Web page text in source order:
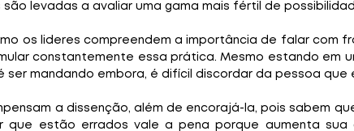
levadas a avaliar uma gama mais fértil de
os lideres compreendem a importância de falar com
constantemente essa prática. Mesmo estando em
ser mandando embora, é difícil discordar da pessoa que
a dissenção, além de encorajá-la, pois sabem
que estão errados vale a pena porque aumenta sua